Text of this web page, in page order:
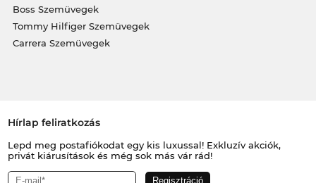
Boss Szemüvegek
Tommy Hilfiger Szemüvegek
Carrera Szemüvegek
Hírlap feliratkozás
Lepd meg postafiókodat egy kis luxussal! Exkluzív akciók,
privát kiárusítások és még sok más vár rád!